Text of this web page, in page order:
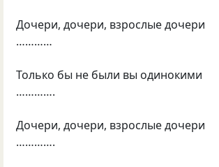
Дочери, дочери, взрослые дочери
…………
Только бы не были вы одинокими
………….
Дочери, дочери, взрослые дочери
………….